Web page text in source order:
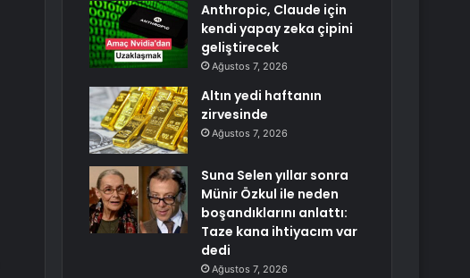
Anthropic, Claude için
kendi yapay zeka çipini
geliştirecek
Ağustos 7, 2026
Altın yedi haftanın
zirvesinde
Ağustos 7, 2026
Suna Selen yıllar sonra
Münir Özkul ile neden
boşandıklarını anlattı:
Taze kana ihtiyacım var
dedi
Ağustos 7, 2026